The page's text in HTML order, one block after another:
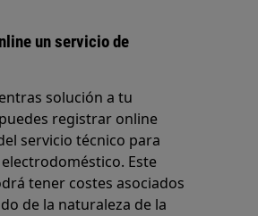
un servicio de
solución a tu
registrar online
servicio técnico para
Este
tener costes asociados
de la naturaleza de la